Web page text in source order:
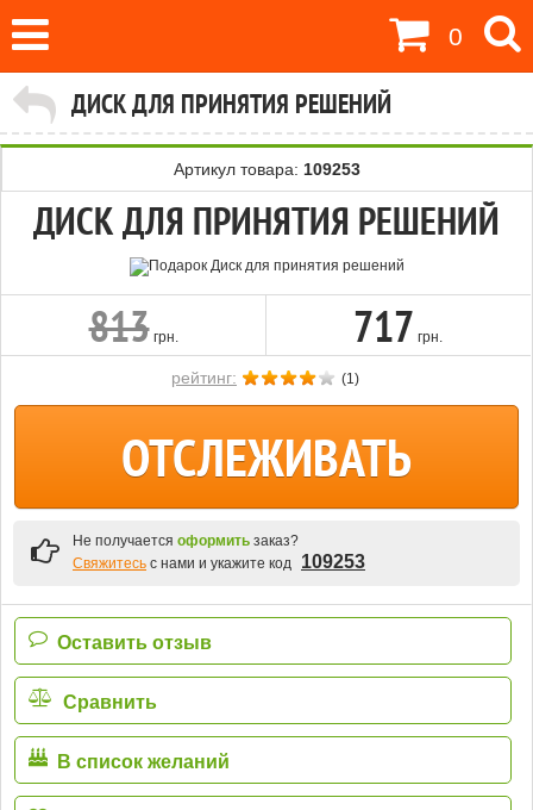
Артикул товара: 109253
ДИСК ДЛЯ ПРИНЯТИЯ РЕШЕНИЙ
813 грн. 717 грн.
рейтинг: (1)
ОТСЛЕЖИВАТЬ
Не получается оформить заказ?
Свяжитесь с нами и укажите код 109253
Оставить отзыв
Сравнить
В список желаний
0
ДИСК ДЛЯ ПРИНЯТИЯ РЕШЕНИЙ